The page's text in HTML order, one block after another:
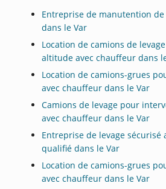
Entreprise de manutention
dans le Var
Location de camions de
altitude avec chauffeur dans
Location de camions-grues
avec chauffeur dans le Var
Camions de levage pour
avec chauffeur dans le Var
Entreprise de levage sécurisé
qualifié dans le Var
Location de camions-grues
avec chauffeur dans le Var